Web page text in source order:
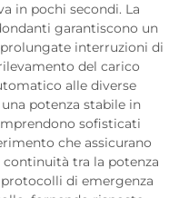
in pochi secondi. La
garantiscono un
interruzioni di
del carico
alle diverse
potenza stabile in
sofisticati
che assicurano
continuità tra la potenza
di emergenza